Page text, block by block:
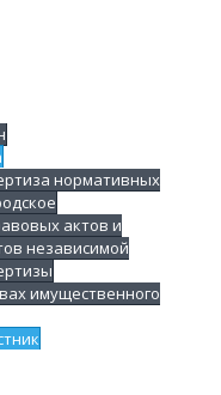
нормативных
актов и
независимой
имущественного